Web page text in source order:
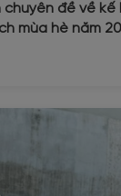
đề về
mùa hè năm